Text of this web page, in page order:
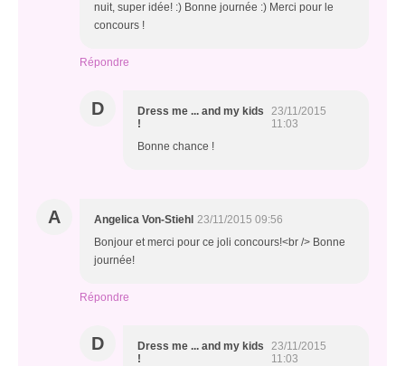
nuit, super idée! :) Bonne journée :) Merci pour le
concours !
Répondre
D
Dress me ... and my kids
!
23/11/2015
11:03
Bonne chance !
A Angelica Von-Stiehl 23/11/2015 09:56
Bonjour et merci pour ce joli concours!<br /> Bonne
journée!
Répondre
D
Dress me ... and my kids
!
23/11/2015
11:03